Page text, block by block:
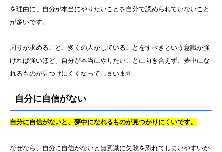
を理由に、自分が本当にやりたいことを自分で認められていないこと
が多いです。
周りが求めること、多くの人がしていることをすべきという意識が強
ければ強いほど、自分が本当にやりたいことに向き合えず、夢中にな
れるものが見つけにくくなってしまいます。
自分に自信がない
自分に自信がないと、夢中になれるものが見つかりにくいです。
なぜなら、自分に自信がないと無意識に失敗を恐れてしまいやすいか